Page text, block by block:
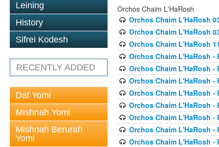
Leining
History
Sifrei Kodesh
RECENTLY ADDED
Daf Yomi
Mishnah Yomi
Mishnah Berurah
Yomi
Orchos Chaim L'HaRosh
Orchos Chaim L'HaRosh
Orchos Chaim L'HaRosh
Orchos Chaim L'HaRosh
Orchos Chaim L'HaRosh -
Orchos Chaim L'HaRosh -
Orchos Chaim L'HaRosh -
Orchos Chaim L'HaRosh -
Orchos Chaim L'HaRosh -
Orchos Chaim L'HaRosh -
Orchos Chaim L'HaRosh -
Orchos Chaim L'HaRosh -